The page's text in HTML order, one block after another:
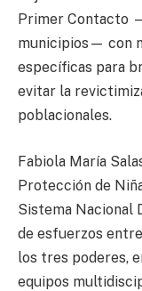
Primer Contacto
municipios— con
específicas para
evitar la
poblacionales.
Fabiola María
Protección de
Sistema Nacional
de esfuerzos
los tres poderes,
equipos